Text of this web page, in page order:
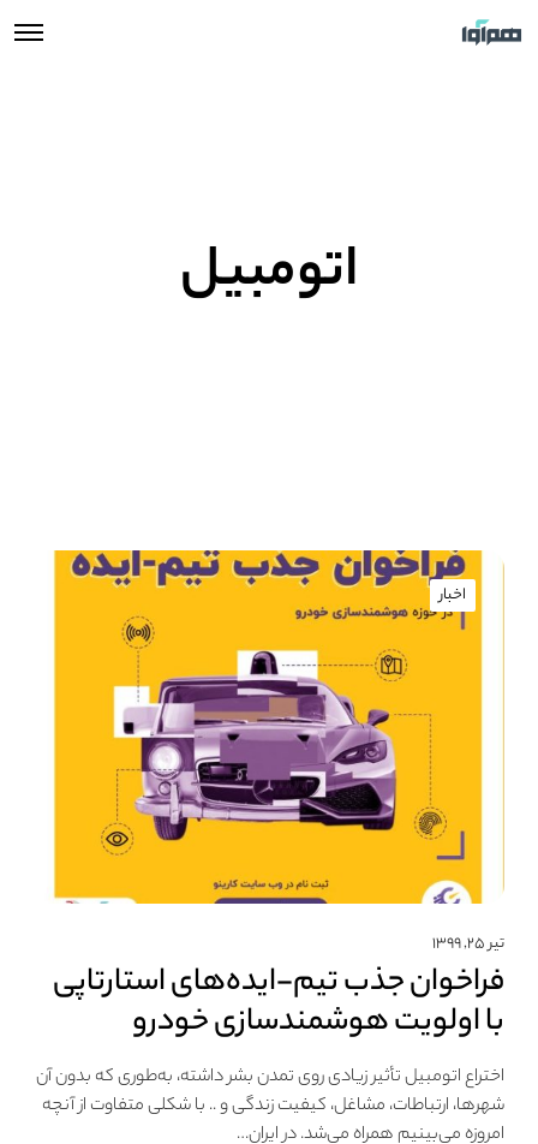
اتومبیل
اخبار
تیر ۲۵, ۱۳۹۹
فراخوان جذب تیم-ایده‌های استارتاپی
با اولویت هوشمندسازی خودرو
اختراع اتومبیل تأثیر زیادی روی تمدن بشر داشته، به‌طوری که بدون آن
شهرها، ارتباطات، مشاغل، کیفیت زندگی و .. با شکلی متفاوت از آنچه
امروزه می‌بینیم همراه می‌شد. در ایران…